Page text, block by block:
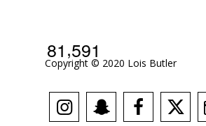
Copyright © 2020 Lois Butler
81,591